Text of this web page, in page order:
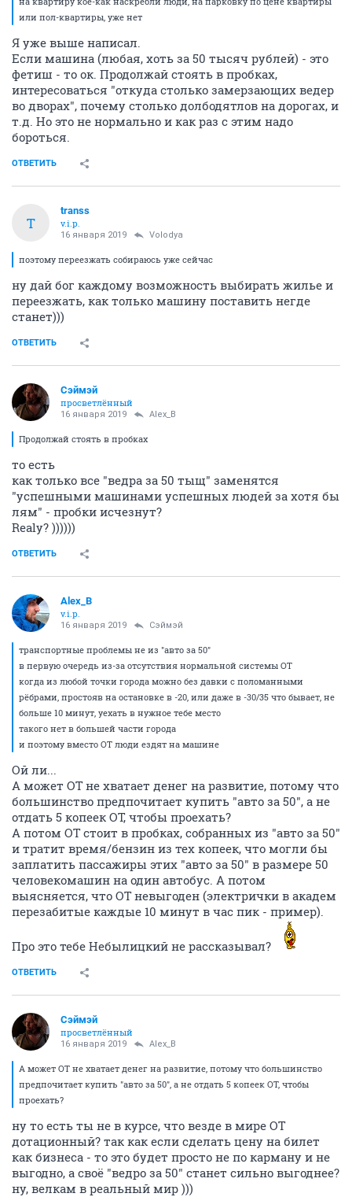
или пол-квартиры, уже нет
Я уже выше написал.
Если машина (любая, хоть за 50 тысяч рублей) - это
фетиш - то ок. Продолжай стоять в пробках,
интересоваться "откуда столько замерзающих ведер
во дворах", почему столько долбодятлов на дорогах, и
т.д. Но это не нормально и как раз с этим надо
бороться.
ОТВЕТИТЬ
T
transs
v.i.p.
16 января 2019 Volodya
поэтому переезжать собираюсь уже сейчас
ну дай бог каждому возможность выбирать жилье и
переезжать, как только машину поставить негде
станет)))
ОТВЕТИТЬ
Сэймэй
просветлённый
16 января 2019 Alex_B
Продолжай стоять в пробках
то есть
как только все "ведра за 50 тыщ" заменятся
"успешными машинами успешных людей за хотя бы
лям" - пробки исчезнут?
Realy? ))))))
ОТВЕТИТЬ
Alex_B
v.i.p.
16 января 2019 Сэймэй
транспортные проблемы не из "авто за 50"
в первую очередь из-за отсутствия нормальной системы ОТ
когда из любой точки города можно без давки с поломанными
рёбрами, простояв на остановке в -20, или даже в -30/35 что бывает, не
больше 10 минут, уехать в нужное тебе место
такого нет в большей части города
и поэтому вместо ОТ люди ездят на машине
Ой ли...
А может ОТ не хватает денег на развитие, потому что
большинство предпочитает купить "авто за 50", а не
отдать 5 копеек ОТ, чтобы проехать?
А потом ОТ стоит в пробках, собранных из "авто за 50"
и тратит время/бензин из тех копеек, что могли бы
заплатить пассажиры этих "авто за 50" в размере 50
человекомашин на один автобус. А потом
выясняется, что ОТ невыгоден (электрички в академ
перезабитые каждые 10 минут в час пик - пример).
Про это тебе Небылицкий не рассказывал?
ОТВЕТИТЬ
Сэймэй
просветлённый
16 января 2019 Alex_B
А может ОТ не хватает денег на развитие, потому что большинство
предпочитает купить "авто за 50", а не отдать 5 копеек ОТ, чтобы
проехать?
ну то есть ты не в курсе, что везде в мире ОТ
дотационный? так как если сделать цену на билет
как бизнеса - то это будет просто не по карману и не
выгодно, а своё "ведро за 50" станет сильно выгоднее?
ну, велкам в реальный мир )))